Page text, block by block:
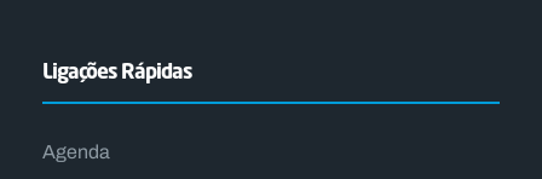
Ligações Rápidas
Agenda